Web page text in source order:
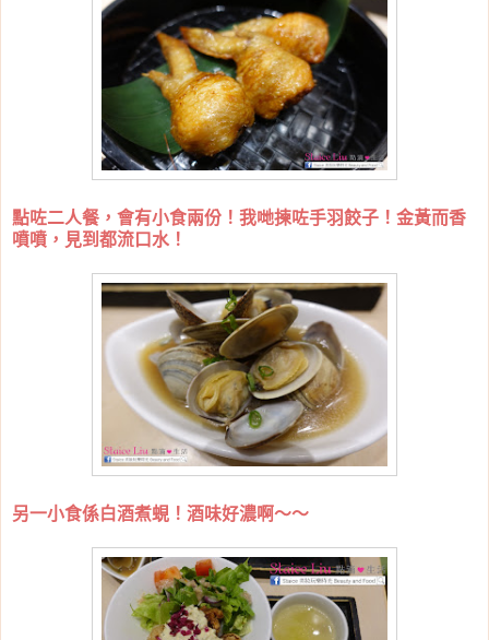
點咗二人餐，會有小食兩份！我哋揀咗手羽餃子！金黃而香
噴噴，見到都流口水！
另一小食係白酒煮蜆！酒味好濃啊～～